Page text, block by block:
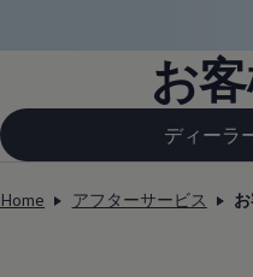
お
ディーラ
Home アフターサービス